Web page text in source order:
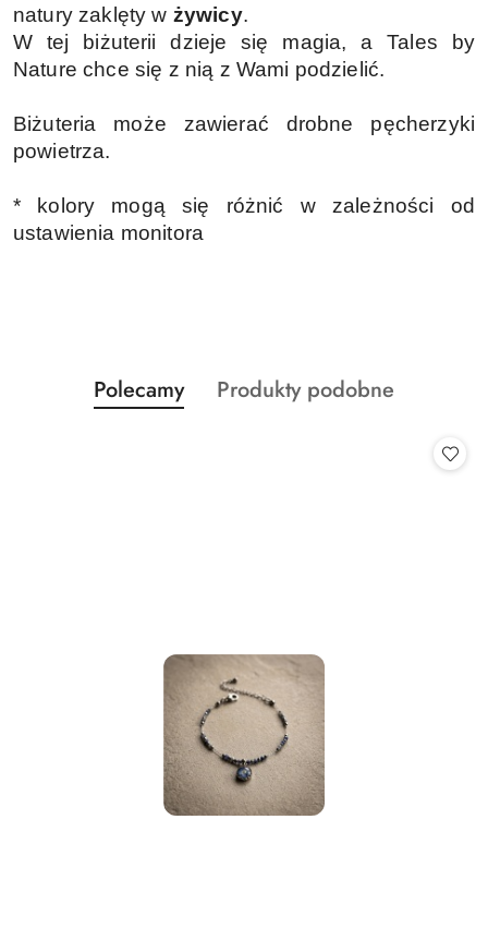
natury zaklęty w żywicy.
W tej biżuterii dzieje się magia, a Tales by
Nature chce się z nią z Wami podzielić.
Biżuteria może zawierać drobne pęcherzyki
powietrza.
* kolory mogą się różnić w zależności od
ustawienia monitora
Pomiń karuzelę produktów
Produkty
o
Polecamy
Produkty
Produkty podobne